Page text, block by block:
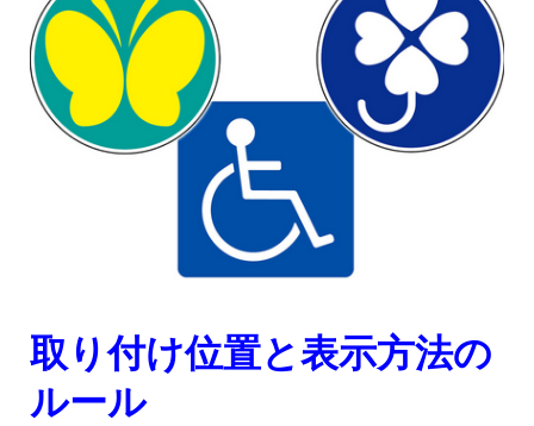
取り付け位置と表示方法の
ルール